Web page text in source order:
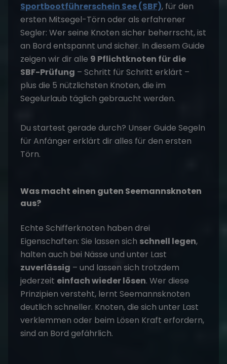
Sportbootführerschein See (SBF), für den
ersten Mitsegel-Törn oder als erfahrener
Segler: Wer seine Knoten sicher beherrscht, ist
an Bord entspannt und sicher. In diesem Guide
zeigen wir dir alle 9 Pflichtknoten für die
SBF-Prüfung – Schritt für Schritt erklärt –
plus die 5 nützlichsten Knoten, die im
Segelurlaub täglich gebraucht werden.
Du startest gerade durch? Unser Guide Segeln
für Anfänger erklärt dir alles für den ersten
Törn.
Was macht einen guten Seemannsknoten
aus?
Echte Schifferknoten haben drei
Eigenschaften: Sie lassen sich schnell legen,
halten auch bei Nässe und unter Last
zuverlässig – und lassen sich trotzdem
jederzeit einfach wieder lösen. Wer diese
Prinzipien versteht, lernt Seemannsknoten
deutlich schneller. Knoten, die sich unter Last
verklemmen oder beim Lösen Kraft erfordern,
sind an Bord gefährlich.